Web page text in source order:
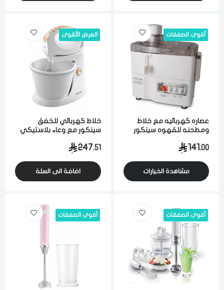
أقوى الصفقات
عصاره كهربائيه مع خلاط
ومطحنه للقهوه سينكور
ابيض141.00
مشاهدة الخيارات
العرض الأقوى
خلاط كهربائي للخفق
سينكور مع وعاء بلاستيكي
متعدد الوظائف ابيض
247.51
اضافة الى السلة
أقوى الصفقات أقوى الصفقات